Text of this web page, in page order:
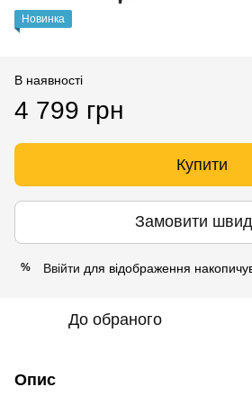
Новинка
В наявності
4 799 грн
Купити
Замовити
% Ввійти для відображення
До обраного
Опис